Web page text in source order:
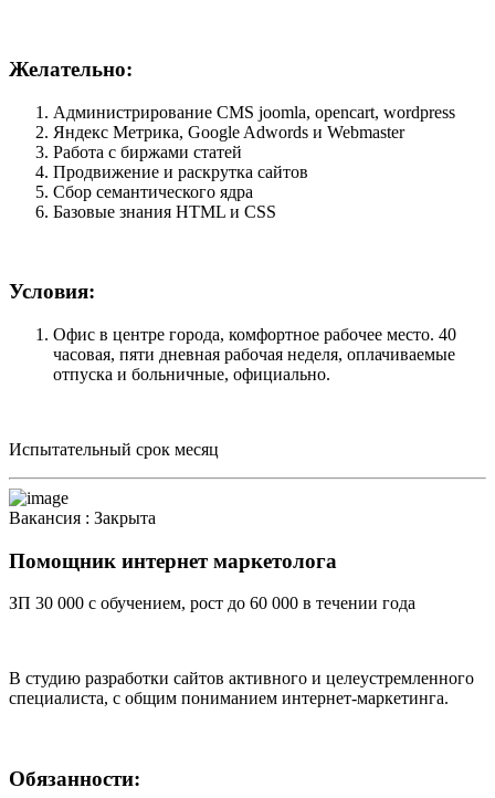
Желательно:
Администрирование CMS joomla, opencart, wordpress
Яндекс Метрика, Google Adwords и Webmaster
Работа с биржами статей
Продвижение и раскрутка сайтов
Сбор семантического ядра
Базовые знания HTML и CSS
Условия:
Офис в центре города, комфортное рабочее место. 40
часовая, пяти дневная рабочая неделя, оплачиваемые
отпуска и больничные, официально.
Испытательный срок месяц
Вакансия : Закрыта
Помощник интернет маркетолога
ЗП 30 000 с обучением, рост до 60 000 в течении года
В студию разработки сайтов активного и целеустремленного
специалиста, с общим пониманием интернет-маркетинга.
Обязанности: